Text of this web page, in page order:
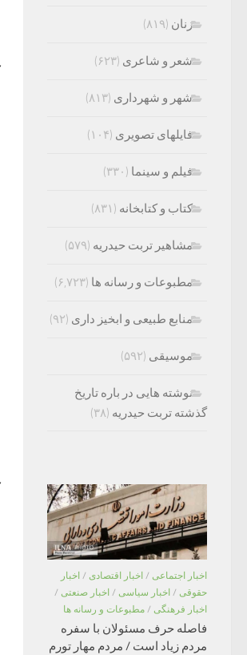
زنان (۸۱۹)
شعر و شاعری (۶۲۳)
شهر و شهرداری (۸۱۳)
فایلهای تصویری (۱۰۴)
فیلم و سینما (۳۳۰)
کتاب و کتابخانه (۸۳۱)
مشاهیر تربت حیدریه (۵۷۹)
مطبوعات و رسانه ها (۶,۷۲۳)
منابع طبیعی و ابخیز داری (۹۲)
موسیقی (۵۹۲)
نوشته هایی در باره تاریخ
گذشته تربت حیدریه (۳۸)
اخبار اجتماعی / اخبار اقتصادی / اخبار
حقوقی / اخبار سیاسی / اخبار صنعتی /
اخبار فرهنگی / مطبوعات و رسانه ها
فاصله حرف مسئولان با سفره
مردم زیاد است / مردم مهار تورم